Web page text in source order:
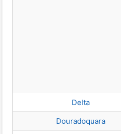
Delta
Douradoquara